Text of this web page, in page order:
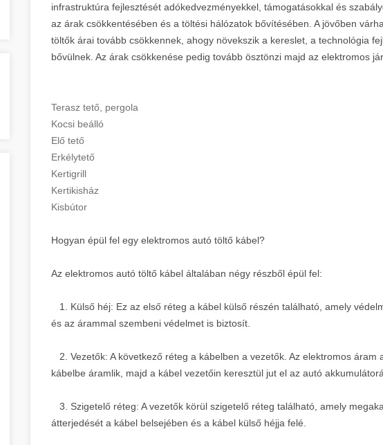
infrastruktúra fejlesztését adókedvezményekkel, támogatásokkal és
az árak csökkentésében és a töltési hálózatok bővítésében. A jövőben
töltők árai tovább csökkennek, ahogy növekszik a kereslet, a technológia
bővülnek. Az árak csökkenése pedig tovább ösztönzi majd az elektromos
Terasz tető, pergola
Kocsi beálló
Elő tető
Erkélytető
Kertigrill
Kertikisház
Kisbútor
Hogyan épül fel egy elektromos autó töltő kábel?
Az elektromos autó töltő kábel általában négy részből épül fel:
1. Külső héj: Ez az első réteg a kábel külső részén található, amely
és az árammal szembeni védelmet is biztosít.
2. Vezetők: A következő réteg a kábelben a vezetők. Az elektromos áram
kábelbe áramlik, majd a kábel vezetőin keresztül jut el az autó
3. Szigetelő réteg: A vezetők körül szigetelő réteg található, amely
átterjedését a kábel belsejében és a kábel külső héjja felé.